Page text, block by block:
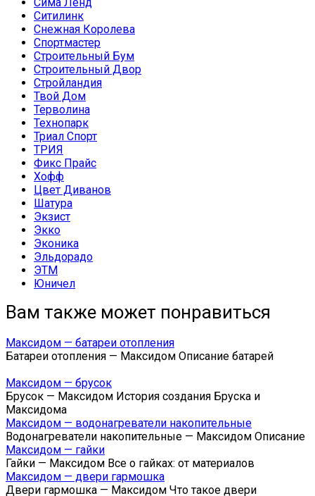
Ситилинк
Снежная Королева
Спортмастер
Строительный Бум
Строительный Двор
Стройландия
Твой Дом
Терволина
Технопарк
Триал Спорт
ТРИЯ
Фикс Прайс
Хофф
Цвет Диванов
Шатура
Экзист
Экко
Эконика
Эльдорадо
ЭТМ
Юничел
Вам также может понравиться
Максидом — батареи отопления
Батареи отопления — Максидом Описание батарей
Максидом — брусок
Брусок — Максидом История создания Бруска и
Максидома
Максидом — водонагреватели накопительные
Водонагреватели накопительные — Максидом Описание
Максидом — гайки
Гайки — Максидом Все о гайках: от материалов
Максидом — двери гармошка
Двери гармошка — Максидом Что такое двери